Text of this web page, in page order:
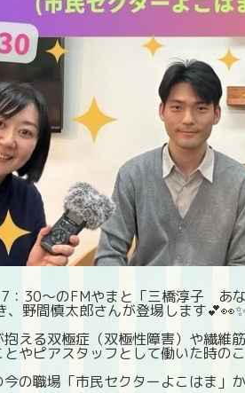
：30〜のFMやまと「三橋淳子 あな
、野間慎太郎さんが登場します
える双極症（双極性障害）や繊維
やピアスタッフとして働いた時の
の職場「市民セクターよこはま」